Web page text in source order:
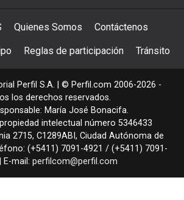
Quienes Somos Contáctenos
Reglas de participación Tránsito
Perfil S.A. | © Perfil.com 2006-2026 -
los derechos reservados.
María José Bonacifa.
intelectual número 5346433
2715, C1289ABI , Ciudad Autónoma de
(+5411) 7091-4921 / (+5411) 7091-
| E-mail: perfilcom@perfil.com